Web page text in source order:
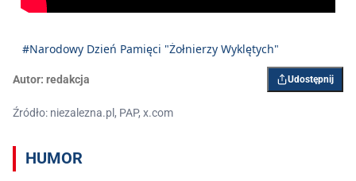
#Narodowy Dzień Pamięci "Żołnierzy Wyklętych"
Autor: redakcja Udostępnij
Źródło: niezalezna.pl, PAP, x.com
HUMOR